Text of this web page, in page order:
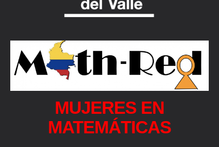
MUJERES EN
MATEMÁTICAS